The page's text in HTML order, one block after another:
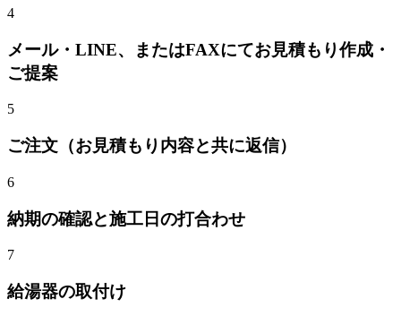
4
メール・LINE、またはFAXにてお見積もり作成・
ご提案
5
ご注文（お見積もり内容と共に返信）
6
納期の確認と施工日の打合わせ
7
給湯器の取付け